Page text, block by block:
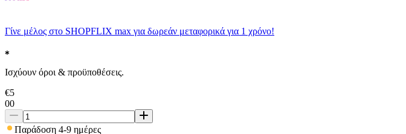
Γίνε μέλος στο SHOPFLIX max για δωρεάν μεταφορικά για 1 χρόνο!
Ισχύουν όροι & προϋποθέσεις.
€5
00
Παράδοση 4-9 ημέρες